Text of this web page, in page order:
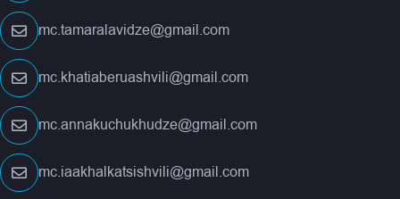
mc.tamaralavidze@gmail.com
mc.khatiaberuashvili@gmail.com
mc.annakuchukhudze@gmail.com
mc.iaakhalkatsishvili@gmail.com